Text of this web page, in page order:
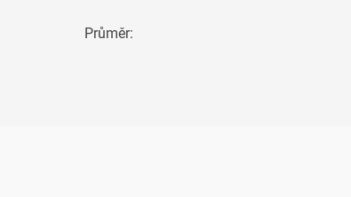
Průměr: